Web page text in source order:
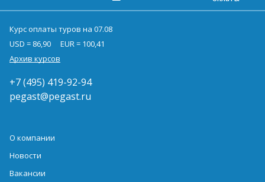
Курс оплаты туров на 07.08
USD = 86,90
EUR = 100,41
Архив курсов
+7 (495) 419-92-94
pegast@pegast.ru
О компании
Новости
Вакансии